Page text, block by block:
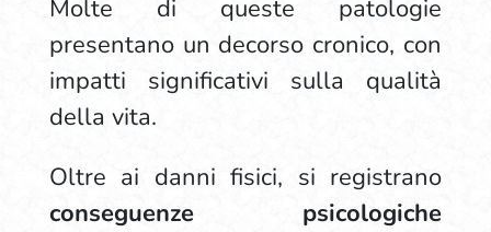
Molte di queste patologie
presentano un decorso cronico, con
impatti significativi sulla qualità
della vita.
Oltre ai danni fisici, si registrano
conseguenze psicologiche